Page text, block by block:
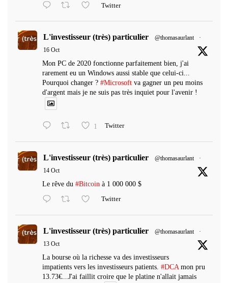
Twitter
L'investisseur (très) particulier @thomasaurlant
·
16 Oct
Mon PC de 2020 fonctionne parfaitement bien, j'ai
rarement eu un Windows aussi stable que celui-ci...
Pourquoi changer ? #Microsoft va gagner un peu moins
d'argent mais je ne suis pas très inquiet pour l'avenir !
1 Twitter
L'investisseur (très) particulier @thomasaurlant
·
14 Oct
Le rêve du #Bitcoin à 1 000 000 $
Twitter
L'investisseur (très) particulier @thomasaurlant
·
13 Oct
La bourse où la richesse va des investisseurs
impatients vers les investisseurs patients. #DCA mon pru
13.73€...J'ai faillit croire que le platine n'allait jamais